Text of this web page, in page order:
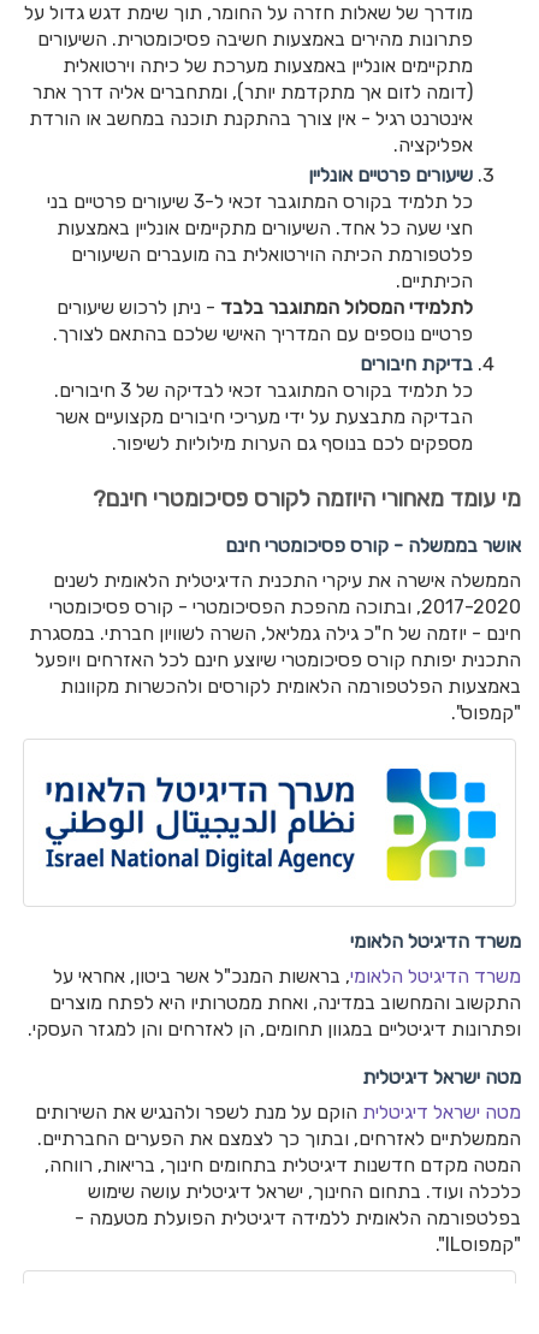
מודרך של שאלות חזרה על החומר, תוך שימת דגש גדול על
פתרונות מהירים באמצעות חשיבה פסיכומטרית. השיעורים
מתקיימים אונליין באמצעות מערכת של כיתה וירטואלית
(דומה לזום אך מתקדמת יותר), ומתחברים אליה דרך אתר
אינטרנט רגיל - אין צורך בהתקנת תוכנה במחשב או הורדת
אפליקציה.
שיעורים פרטיים אונליין
כל תלמיד בקורס המתוגבר זכאי ל-3 שיעורים פרטיים בני
חצי שעה כל אחד. השיעורים מתקיימים אונליין באמצעות
פלטפורמת הכיתה הוירטואלית בה מועברים השיעורים
הכיתתיים.
לתלמידי המסלול המתוגבר בלבד - ניתן לרכוש שיעורים
פרטיים נוספים עם המדריך האישי שלכם בהתאם לצורך.
בדיקת חיבורים
כל תלמיד בקורס המתוגבר זכאי לבדיקה של 3 חיבורים.
הבדיקה מתבצעת על ידי מעריכי חיבורים מקצועיים אשר
מספקים לכם בנוסף גם הערות מילוליות לשיפור.
מי עומד מאחורי היוזמה לקורס פסיכומטרי חינם?
אושר בממשלה - קורס פסיכומטרי חינם
הממשלה אישרה את עיקרי התכנית הדיגיטלית הלאומית לשנים
2017-2020, ובתוכה מהפכת הפסיכומטרי - קורס פסיכומטרי
חינם - יוזמה של ח"כ גילה גמליאל, השרה לשוויון חברתי. במסגרת
התכנית יפותח קורס פסיכומטרי שיוצע חינם לכל האזרחים ויופעל
באמצעות הפלטפורמה הלאומית לקורסים ולהכשרות מקוונות
"קמפוס".
משרד הדיגיטל הלאומי
משרד הדיגיטל הלאומי, בראשות המנכ"ל אשר ביטון, אחראי על
התקשוב והמחשוב במדינה, ואחת ממטרותיו היא לפתח מוצרים
ופתרונות דיגיטליים במגוון תחומים, הן לאזרחים והן למגזר העסקי.
מטה ישראל דיגיטלית
מטה ישראל דיגיטלית הוקם על מנת לשפר ולהנגיש את השירותים
הממשלתיים לאזרחים, ובתוך כך לצמצם את הפערים החברתיים.
המטה מקדם חדשנות דיגיטלית בתחומים חינוך, בריאות, רווחה,
כלכלה ועוד. בתחום החינוך, ישראל דיגיטלית עושה שימוש
בפלטפורמה הלאומית ללמידה דיגיטלית הפועלת מטעמה -
"קמפוסIL".